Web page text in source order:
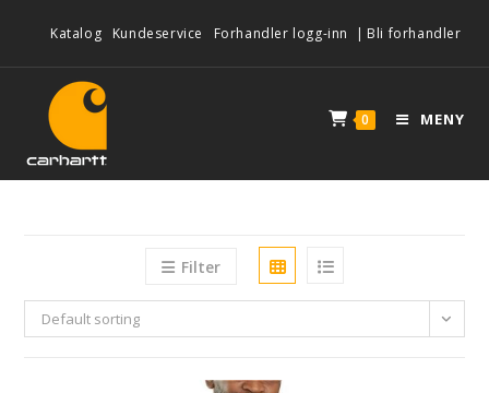
Katalog Kundeservice Forhandler logg-inn | Bli forhandler
0 MENY
Filter
Default sorting